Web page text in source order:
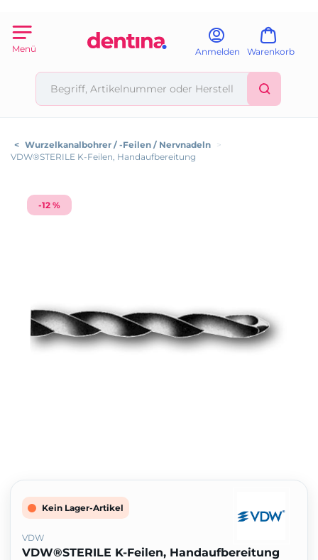
Menü Anmelden Warenkorb
< Wurzelkanalbohrer / -Feilen / Nervnadeln >
VDW®STERILE K-Feilen, Handaufbereitung
-12 %
Kein Lager-Artikel
VDW
VDW®STERILE K-Feilen, Handaufbereitung